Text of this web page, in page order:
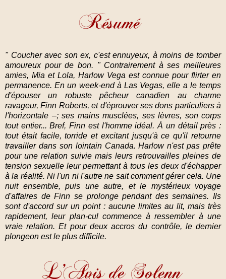
" Coucher avec son ex, c'est ennuyeux, à moins de tomber
amoureux pour de bon. " Contrairement à ses meilleures
amies, Mia et Lola, Harlow Vega est connue pour flirter en
permanence. En un week-end à Las Vegas, elle a le temps
d'épouser un robuste pêcheur canadien au charme
ravageur, Finn Roberts, et d'éprouver ses dons particuliers à
l'horizontale –; ses mains musclées, ses lèvres, son corps
tout entier... Bref, Finn est l'homme idéal. À un détail près :
tout était facile, torride et excitant jusqu'à ce qu'il retourne
travailler dans son lointain Canada. Harlow n'est pas prête
pour une relation suivie mais leurs retrouvailles pleines de
tension sexuelle leur permettant à tous les deux d'échapper
à la réalité. Ni l'un ni l'autre ne sait comment gérer cela. Une
nuit ensemble, puis une autre, et le mystérieux voyage
d'affaires de Finn se prolonge pendant des semaines. Ils
sont d'accord sur un point : aucune limites au lit, mais très
rapidement, leur plan-cul commence à ressembler à une
vraie relation. Et pour deux accros du contrôle, le dernier
plongeon est le plus difficile.